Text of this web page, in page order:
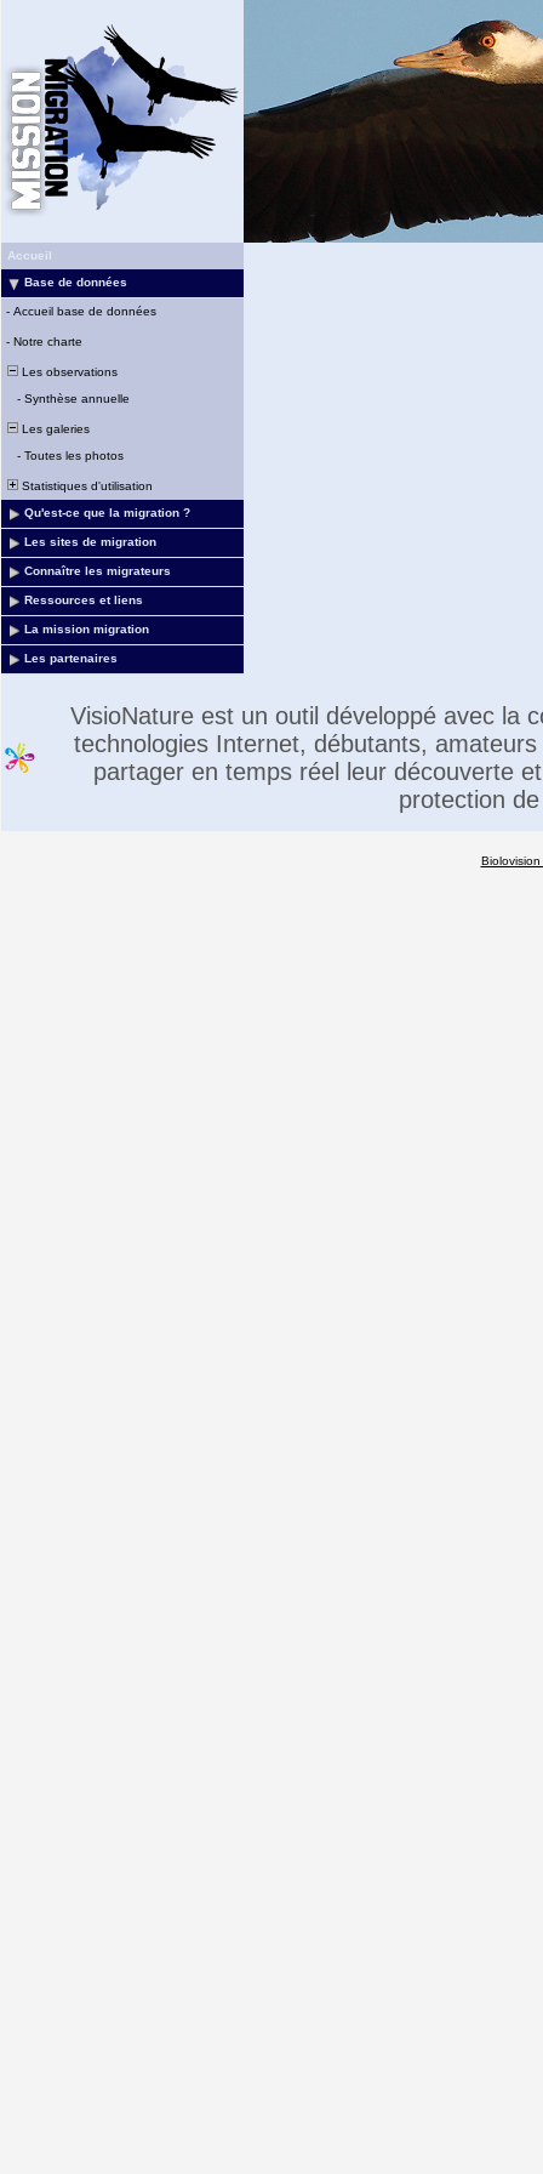
Accueil
Base de données
- Accueil base de données
- Notre charte
Les observations
- Synthèse annuelle
Les galeries
- Toutes les photos
Statistiques d'utilisation
Qu'est-ce que la migration ?
Les sites de migration
Connaître les migrateurs
Ressources et liens
La mission migration
Les partenaires
VisioNature est un outil développé avec la
technologies Internet, débutants,
partager en temps réel leur découverte
protection
Biolovision